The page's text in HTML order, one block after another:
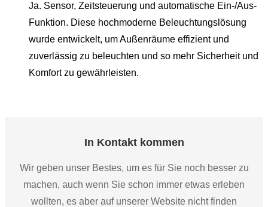
Ja. Sensor, Zeitsteuerung und automatische Ein-/Aus-
Funktion. Diese hochmoderne Beleuchtungslösung
wurde entwickelt, um Außenräume effizient und
zuverlässig zu beleuchten und so mehr Sicherheit und
Komfort zu gewährleisten.
In Kontakt kommen
Wir geben unser Bestes, um es für Sie noch besser zu
machen, auch wenn Sie schon immer etwas erleben
wollten, es aber auf unserer Website nicht finden